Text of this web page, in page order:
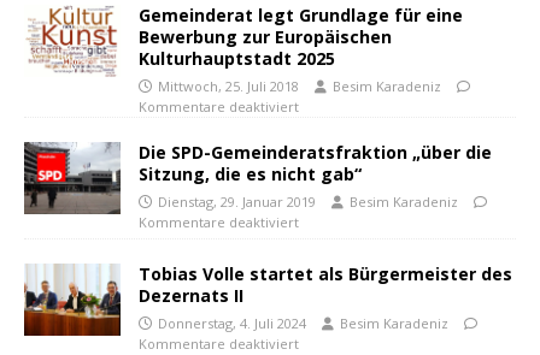
Gemeinderat legt Grundlage für eine
Bewerbung zur Europäischen
Kulturhauptstadt 2025
Mittwoch, 25. Juli 2018
Besim Karadeniz
Kommentare deaktiviert
Die SPD-Gemeinderatsfraktion „über die
Sitzung, die es nicht gab“
Dienstag, 29. Januar 2019
Besim Karadeniz
Kommentare deaktiviert
Tobias Volle startet als Bürgermeister des
Dezernats II
Donnerstag, 4. Juli 2024
Besim Karadeniz
Kommentare deaktiviert